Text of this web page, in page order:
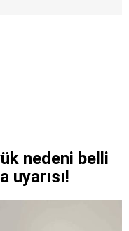
nedeni belli
uyarısı!